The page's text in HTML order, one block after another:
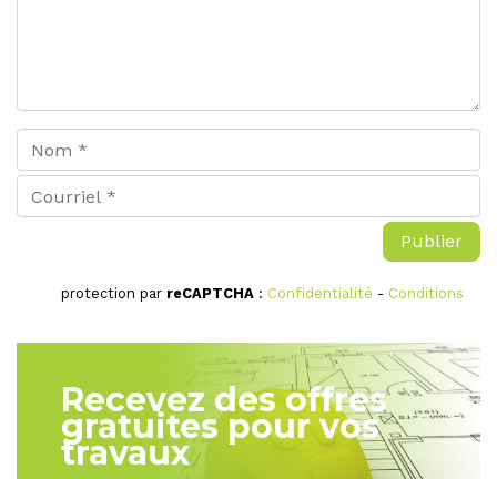
protection par reCAPTCHA : Confidentialité - Conditions
Recevez des offres
gratuites pour vos
travaux